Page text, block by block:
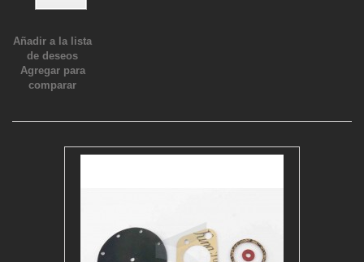
Añadir a la lista
de deseos
Agregar para
comparar